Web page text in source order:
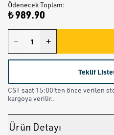
Ödenecek Toplam:
₺ 989.90
Teklif
CST saat 15:00'ten önce verilen
kargoya verilir..
Ürün Detayı